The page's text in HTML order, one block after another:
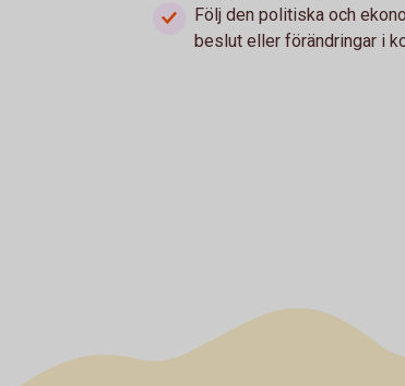
Följ den politiska och
beslut eller förändringar i